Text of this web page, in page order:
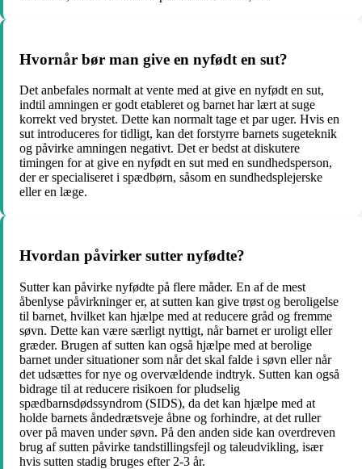
Hvornår bør man give en nyfødt en sut?
Det anbefales normalt at vente med at give en nyfødt en sut,
indtil amningen er godt etableret og barnet har lært at suge
korrekt ved brystet. Dette kan normalt tage et par uger. Hvis en
sut introduceres for tidligt, kan det forstyrre barnets sugeteknik
og påvirke amningen negativt. Det er bedst at diskutere
timingen for at give en nyfødt en sut med en sundhedsperson,
der er specialiseret i spædbørn, såsom en sundhedsplejerske
eller en læge.
Hvordan påvirker sutter nyfødte?
Sutter kan påvirke nyfødte på flere måder. En af de mest
åbenlyse påvirkninger er, at sutten kan give trøst og beroligelse
til barnet, hvilket kan hjælpe med at reducere gråd og fremme
søvn. Dette kan være særligt nyttigt, når barnet er uroligt eller
græder. Brugen af sutten kan også hjælpe med at berolige
barnet under situationer som når det skal falde i søvn eller når
det udsættes for nye og overvældende indtryk. Sutten kan også
bidrage til at reducere risikoen for pludselig
spædbarnsdødssyndrom (SIDS), da det kan hjælpe med at
holde barnets åndedrætsveje åbne og forhindre, at det ruller
over på maven under søvn. På den anden side kan overdreven
brug af sutten påvirke tandstillingsfejl og taleudvikling, især
hvis sutten stadig bruges efter 2-3 år.